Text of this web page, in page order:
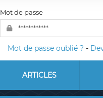
Mot de passe
Mot de passe oublié ? -
ARTICLES